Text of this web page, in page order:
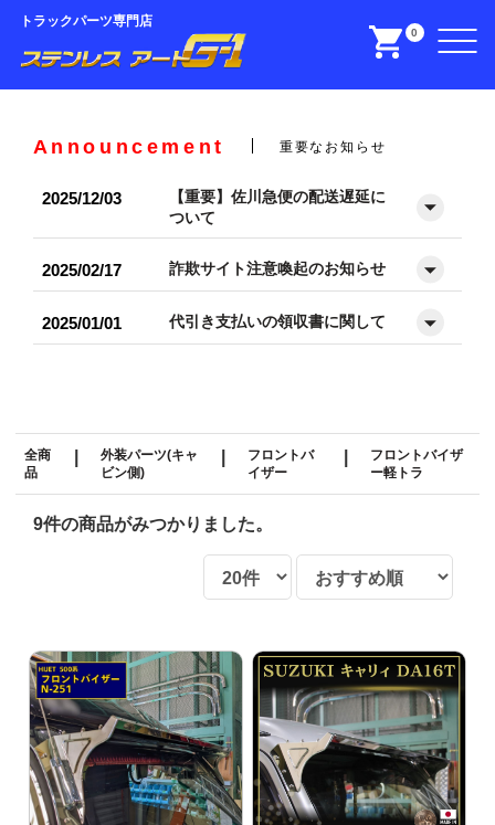
トラックパーツ専門店
0
Announcement 重要なお知らせ
2025/12/03
【重要】佐川急便の配送遅延に
ついて
2025/02/17 詐欺サイト注意喚起のお知らせ
2025/01/01 代引き支払いの領収書に関して
全商
品
外装パーツ(キャ
ビン側)
フロントバ
イザー
フロントバイザ
ー軽トラ
9件の商品がみつかりました。